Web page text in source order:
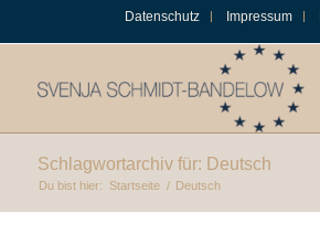
Datenschutz Impressum
Schlagwortarchiv für: Deutsch
Du bist hier: Startseite / Deutsch